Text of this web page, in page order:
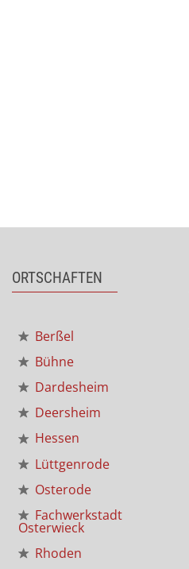
ORTSCHAFTEN
Berßel
Bühne
Dardesheim
Deersheim
Hessen
Lüttgenrode
Osterode
Fachwerkstadt
Osterwieck
Rhoden